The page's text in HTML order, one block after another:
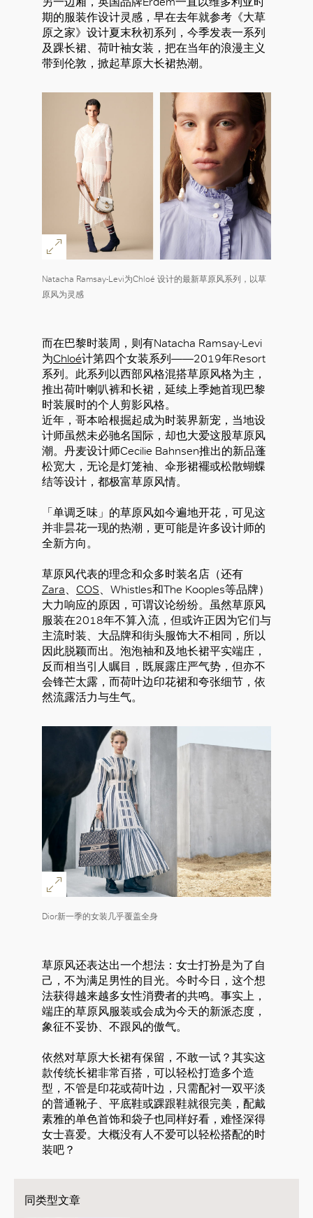
期的服装作设计灵感，早在去年就参考《大草
原之家》设计夏末秋初系列，今季发表一系列
及踝长裙、荷叶袖女装，把在当年的浪漫主义
带到伦敦，掀起草原大长裙热潮。
Natacha Ramsay-Levi为Chloé 设计的最新草原风系列，以草
原风为灵感
而在巴黎时装周，则有Natacha Ramsay-Levi
为Chloé计第四个女装系列——2019年Resort
系列。此系列以西部风格混搭草原风格为主，
推出荷叶喇叭裤和长裙，延续上季她首现巴黎
时装展时的个人剪影风格。
近年，哥本哈根掘起成为时装界新宠，当地设
计师虽然未必驰名国际，却也大爱这股草原风
潮。丹麦设计师Cecilie Bahnsen推出的新品蓬
松宽大，无论是灯笼袖、伞形裙襬或松散蝴蝶
结等设计，都极富草原风情。
「单调乏味」的草原风如今遍地开花，可见这
并非昙花一现的热潮，更可能是许多设计师的
全新方向。
草原风代表的理念和众多时装名店（还有
Zara
COS 、Whistles和The Kooples等品牌）
大力响应的原因，可谓议论纷纷。虽然草原风
服装在2018年不算入流，但或许正因为它们与
主流时装、大品牌和街头服饰大不相同，所以
因此脱颖而出。泡泡袖和及地长裙平实端庄，
反而相当引人瞩目，既展露庄严气势，但亦不
会锋芒太露，而荷叶边印花裙和夸张细节，依
然流露活力与生气。
Dior新一季的女装几乎覆盖全身
草原风还表达出一个想法：女士打扮是为了自
己，不为满足男性的目光。今时今日，这个想
法获得越来越多女性消费者的共鸣。事实上，
端庄的草原风服装或会成为今天的新派态度，
象征不妥协、不跟风的傲气。
依然对草原大长裙有保留，不敢一试？其实这
款传统长裙非常百搭，可以轻松打造多个造
型，不管是印花或荷叶边，只需配衬一双平淡
的普通靴子、平底鞋或踝跟鞋就很完美，配戴
素雅的单色首饰和袋子也同样好看，难怪深得
女士喜爱。大概没有人不爱可以轻松搭配的时
装吧？
同类型文章